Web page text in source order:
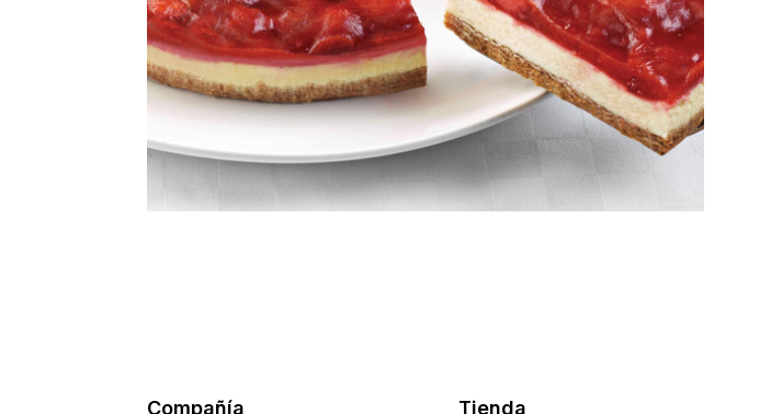
Compañía Tienda